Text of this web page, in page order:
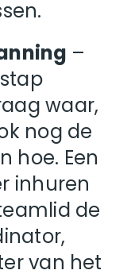
–
waar,
nog de
hoe. Een
inhuren
de
van het